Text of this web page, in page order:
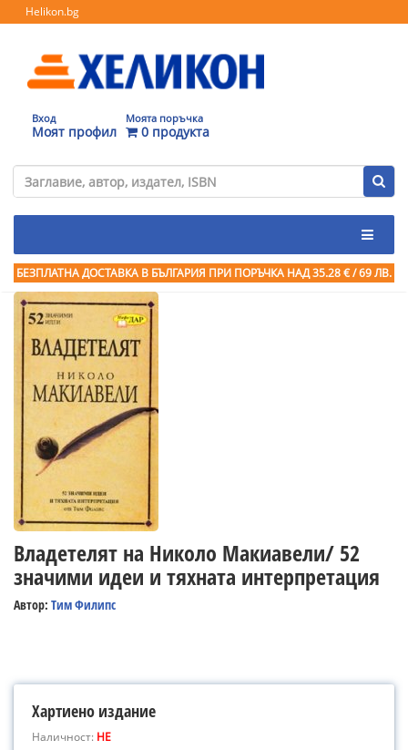
Helikon.bg
Вход
Моят профил
Моята поръчка
0 продукта
БЕЗПЛАТНА ДОСТАВКА В БЪЛГАРИЯ ПРИ ПОРЪЧКА НАД 35.28 € / 69 ЛВ.
Владетелят на Николо Макиавели/ 52
значими идеи и тяхната интерпретация
Автор: Тим Филипс
Хартиено издание
Наличност: НЕ